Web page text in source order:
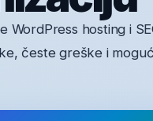
WordPress hosting i
česte greške i